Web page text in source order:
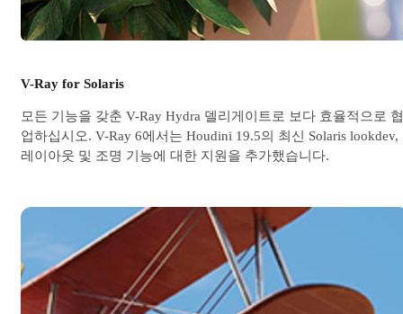
V-Ray for Solaris
모든 기능을 갖춘 V-Ray Hydra 델리게이트로 보다 효율적으로 협
업하십시오. V-Ray 6에서는 Houdini 19.5의 최신 Solaris lookdev,
레이아웃 및 조명 기능에 대한 지원을 추가했습니다.